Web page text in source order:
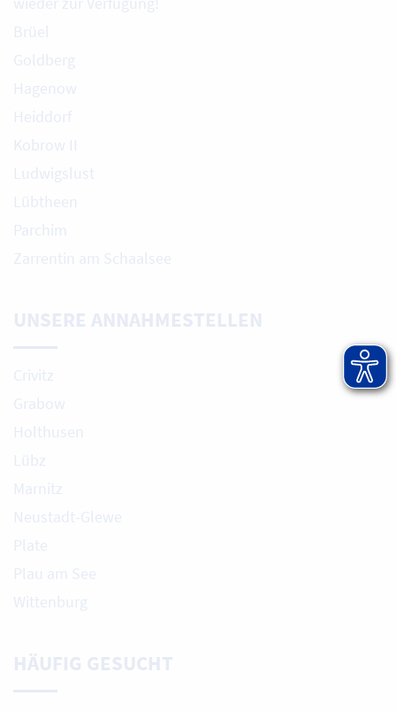
Brüel
Goldberg
Hagenow
Heiddorf
Kobrow II
Ludwigslust
Lübtheen
Parchim
Zarrentin am Schaalsee
UNSERE ANNAHMESTELLEN
Crivitz
Grabow
Holthusen
Lübz
Marnitz
Neustadt-Glewe
Plate
Plau am See
Wittenburg
HÄUFIG GESUCHT